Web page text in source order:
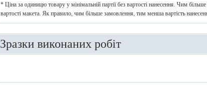
* Ціна за одиницю товару у мінімальній партії без вартості нанесення. Чим
вартості макета. Як правило, чим більше замовлення, тим менша вартість
Зразки виконаних робіт